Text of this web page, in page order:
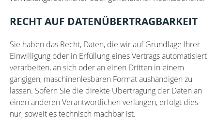
RECHT AUF DATENÜBERTRAGBARKEIT
Sie haben das Recht, Daten, die wir auf Grundlage Ihrer
Einwilligung oder in Erfüllung eines Vertrags automatisiert
verarbeiten, an sich oder an einen Dritten in einem
gängigen, maschinenlesbaren Format aushändigen zu
lassen. Sofern Sie die direkte Übertragung der Daten an
einen anderen Verantwortlichen verlangen, erfolgt dies
nur, soweit es technisch machbar ist.